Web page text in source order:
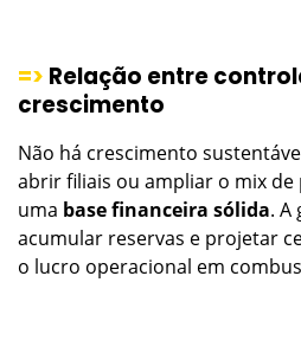
=> Relação entre
crescimento
Não há crescimento
abrir filiais ou ampliar o mix de
uma base financeira sólida. A
acumular reservas e projetar
o lucro operacional em